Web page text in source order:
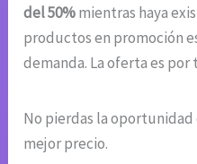
del 50%mientras haya
productos en promoción
demanda. La oferta es
No pierdas la
mejor precio.